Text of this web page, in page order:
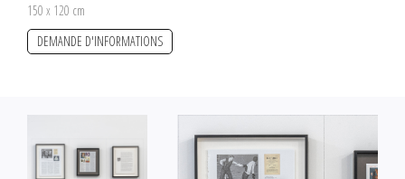
150 x 120 cm
DEMANDE D'INFORMATIONS